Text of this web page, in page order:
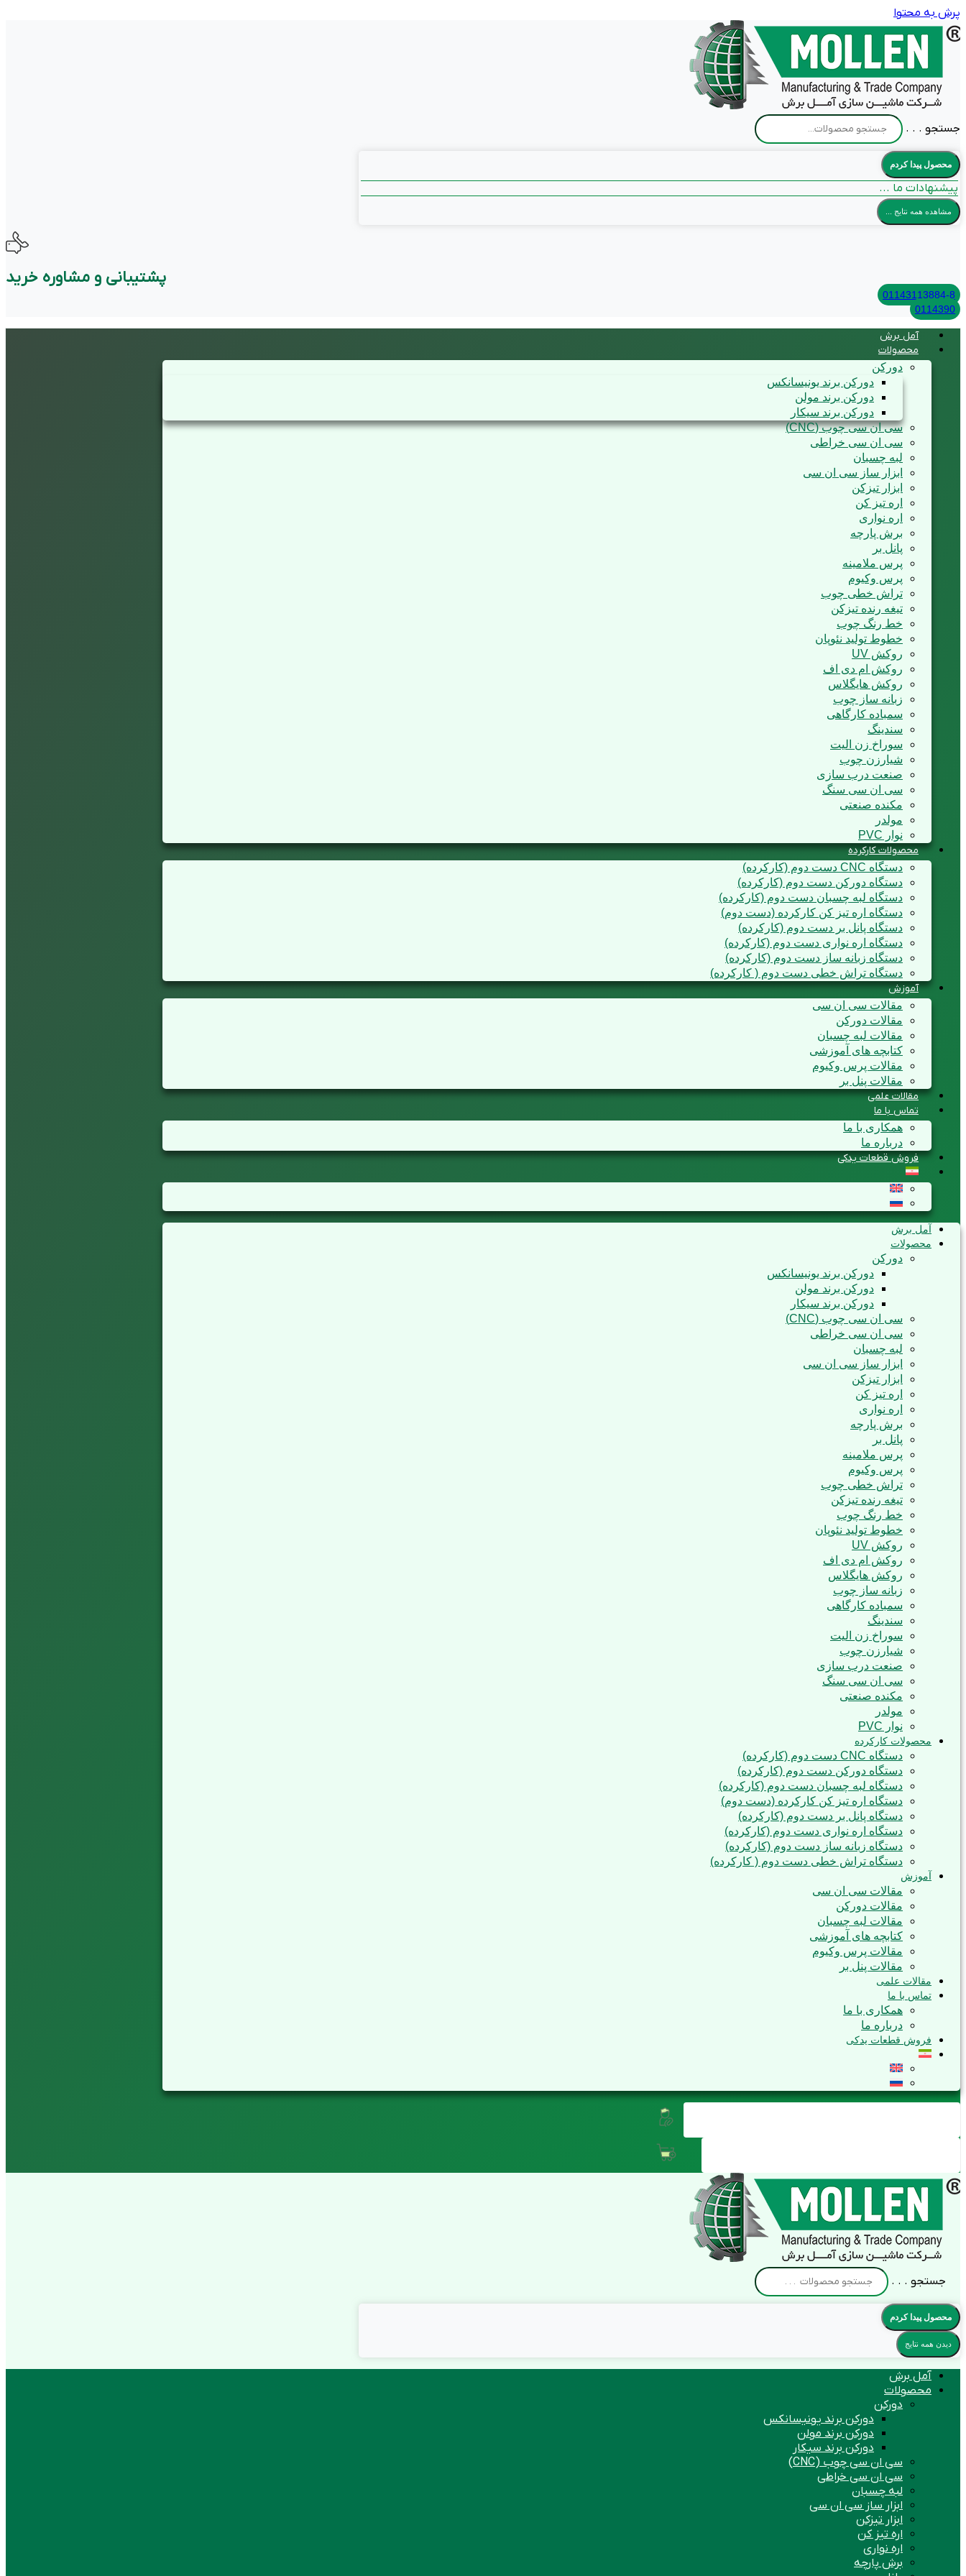
پرش به محتوا
جستجو . . .
محصول پیدا کردم
پیشنهادات ما ...
مشاهده همه نتایج ...
پشتیبانی و مشاوره خرید
01143113884-8
0114390
آمل برش
محصولات
دورکن
دورکن برند یونیسانکس
دورکن برند مولن
دورکن برند سیکار
سی ان سی چوب (CNC)
سی ان سی خراطی
لبه چسبان
ابزار ساز سی ان سی
ابزار تیزکن
اره تیز کن
اره نواری
برش پارچه
پانل بر
پرس ملامینه
پرس وکیوم
تراش خطی چوب
تیغه رنده تیزکن
خط رنگ چوب
خطوط تولید نئوپان
روکش UV
روکش ام دی اف
روکش هایگلاس
زبانه ساز چوب
سمباده کارگاهی
سندینگ
سوراخ زن الیت
شیارزن چوب
صنعت درب سازی
سی ان سی سنگ
مکنده صنعتی
مولدر
نوار PVC
محصولات کارکرده
دستگاه CNC دست دوم (کارکرده)
دستگاه دورکن دست دوم (کارکرده)
دستگاه لبه چسبان دست دوم (کارکرده)
دستگاه اره تیز کن کارکرده (دست دوم)
دستگاه پانل بر دست دوم (کارکرده)
دستگاه اره نواری دست دوم (کارکرده)
دستگاه زبانه ساز دست دوم (کارکرده)
دستگاه تراش خطی دست دوم ( کارکرده)
آموزش
مقالات سی ان سی
مقالات دورکن
مقالات لبه چسبان
کتابچه های آموزشی
مقالات پرس وکیوم
مقالات پنل بر
مقالات علمی
تماس با ما
همکاری با ما
درباره ما
فروش قطعات یدکی
آمل برش
محصولات
دورکن
دورکن برند یونیسانکس
دورکن برند مولن
دورکن برند سیکار
سی ان سی چوب (CNC)
سی ان سی خراطی
لبه چسبان
ابزار ساز سی ان سی
ابزار تیزکن
اره تیز کن
اره نواری
برش پارچه
پانل بر
پرس ملامینه
پرس وکیوم
تراش خطی چوب
تیغه رنده تیزکن
خط رنگ چوب
خطوط تولید نئوپان
روکش UV
روکش ام دی اف
روکش هایگلاس
زبانه ساز چوب
سمباده کارگاهی
سندینگ
سوراخ زن الیت
شیارزن چوب
صنعت درب سازی
سی ان سی سنگ
مکنده صنعتی
مولدر
نوار PVC
محصولات کارکرده
دستگاه CNC دست دوم (کارکرده)
دستگاه دورکن دست دوم (کارکرده)
دستگاه لبه چسبان دست دوم (کارکرده)
دستگاه اره تیز کن کارکرده (دست دوم)
دستگاه پانل بر دست دوم (کارکرده)
دستگاه اره نواری دست دوم (کارکرده)
دستگاه زبانه ساز دست دوم (کارکرده)
دستگاه تراش خطی دست دوم ( کارکرده)
آموزش
مقالات سی ان سی
مقالات دورکن
مقالات لبه چسبان
کتابچه های آموزشی
مقالات پرس وکیوم
مقالات پنل بر
مقالات علمی
تماس با ما
همکاری با ما
درباره ما
فروش قطعات یدکی
جستجو . . .
محصول پیدا کردم
دیدن همه نتایج
آمل برش
محصولات
دورکن
دورکن برند یونیسانکس
دورکن برند مولن
دورکن برند سیکار
سی ان سی چوب (CNC)
سی ان سی خراطی
لبه چسبان
ابزار ساز سی ان سی
ابزار تیزکن
اره تیز کن
اره نواری
برش پارچه